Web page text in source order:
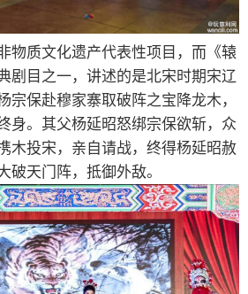
质文化遗产代表性项目，而《辕
剧目之一，讲述的是北宋时期宋辽
宗保赴穆家寨取破阵之宝降龙木，
身。其父杨延昭怒绑宗保欲斩，众
木投宋，亲自请战，终得杨延昭赦
破天门阵，抵御外敌。